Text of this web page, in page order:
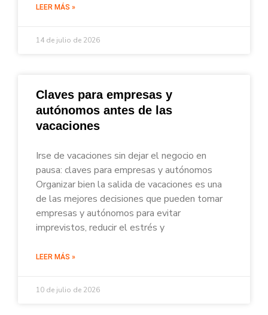
LEER MÁS »
14 de julio de 2026
Claves para empresas y
autónomos antes de las
vacaciones
Irse de vacaciones sin dejar el negocio en
pausa: claves para empresas y autónomos
Organizar bien la salida de vacaciones es una
de las mejores decisiones que pueden tomar
empresas y autónomos para evitar
imprevistos, reducir el estrés y
LEER MÁS »
10 de julio de 2026